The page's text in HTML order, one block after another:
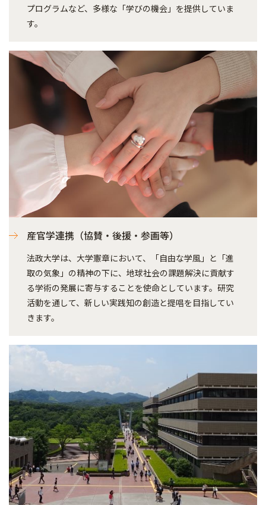
プログラムなど、多様な「学びの機会」を提供していま
す。
産官学連携（協賛・後援・参画等）
法政大学は、大学憲章において、「自由な学風」と「進
取の気象」の精神の下に、地球社会の課題解決に貢献す
る学術の発展に寄与することを使命としています。研究
活動を通して、新しい実践知の創造と提唱を目指してい
きます。